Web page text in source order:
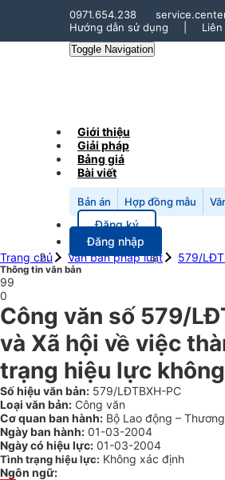
0971.654.238
Hướng dẫn sử dụng
Toggle Navigation
Giới thiệu
Giải pháp
Bảng giá
Bài viết
Bản án Hợp đồng mẫu
Đăng ký
Đăng nhập
Trang chủ
Văn bản pháp luật 579/
Thông tin văn bản
99
0
Công văn số 579/
và Xã hội về việc
trạng hiệu lực
Số hiệu văn bản: 579/LĐTBXH-PC
Loại văn bản: Công văn
Cơ quan ban hành: Bộ Lao động –
Ngày ban hành: 01-03-2004
Ngày có hiệu lực: 01-03-2004
Tình trạng hiệu lực: Không xác định
Ngôn ngữ: